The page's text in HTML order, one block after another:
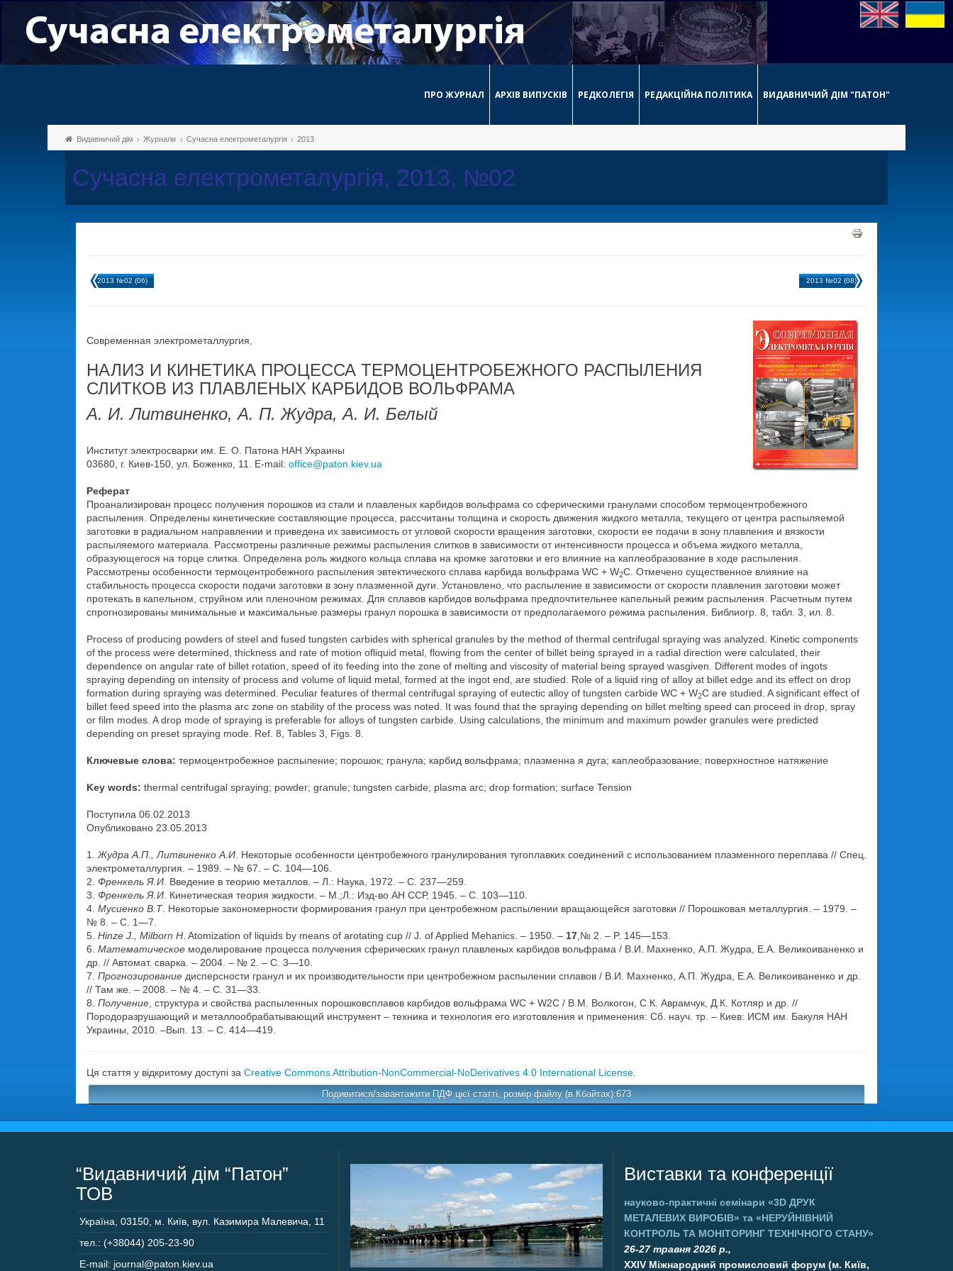
ПРО ЖУРНАЛ АРХІВ ВИПУСКІВ РЕДКОЛЕГІЯ РЕДАКЦІЙНА ПОЛІТИКА ВИДАВНИЧИЙ ДІМ "ПАТОН"
Видавничий дім Журнали Сучасна електрометалургія 2013
Сучасна електрометалургія, 2013, №02
2013 №02 (06) 2013 №02 (08)
Современная электрометаллургия,
НАЛИЗ И КИНЕТИКА ПРОЦЕССА ТЕРМОЦЕНТРОБЕЖНОГО РАСПЫЛЕНИЯ
СЛИТКОВ ИЗ ПЛАВЛЕНЫХ КАРБИДОВ ВОЛЬФРАМА
А. И. Литвиненко, А. П. Жудра, А. И. Белый
Институт электросварки им. Е. О. Патона НАН Украины
03680, г. Киев-150, ул. Боженко, 11. E-mail: office@paton.kiev.ua
Реферат
Проанализирован процесс получения порошков из стали и плавленых карбидов вольфрама со сферическими гранулами способом термоцентробежного
распыления. Определены кинетические составляющие процесса, рассчитаны толщина и скорость движения жидкого металла, текущего от центра распыляемой
заготовки в радиальном направлении и приведена их зависимость от угловой скорости вращения заготовки, скорости ее подачи в зону плавления и вязкости
распыляемого материала. Рассмотрены различные режимы распыления слитков в зависимости от интенсивности процесса и объема жидкого металла,
образующегося на торце слитка. Определена роль жидкого кольца сплава на кромке заготовки и его влияние на каплеобразование в ходе распыления.
Рассмотрены особенности термоцентробежного распыления эвтектического сплава карбида вольфрама WC + W2C. Отмечено существенное влияние на
стабильность процесса скорости подачи заготовки в зону плазменной дуги. Установлено, что распыление в зависимости от скорости плавления заготовки может
протекать в капельном, струйном или пленочном режимах. Для сплавов карбидов вольфрама предпочтительнее капельный режим распыления. Расчетным путем
спрогнозированы минимальные и максимальные размеры гранул порошка в зависимости от предполагаемого режима распыления. Библиогр. 8, табл. 3, ил. 8.
Process of producing powders of steel and fused tungsten carbides with spherical granules by the method of thermal centrifugal spraying was analyzed. Kinetic components
of the process were determined, thickness and rate of motion ofliquid metal, flowing from the center of billet being sprayed in a radial direction were calculated, their
dependence on angular rate of billet rotation, speed of its feeding into the zone of melting and viscosity of material being sprayed wasgiven. Different modes of ingots
spraying depending on intensity of process and volume of liquid metal, formed at the ingot end, are studied. Role of a liquid ring of alloy at billet edge and its effect on drop
formation during spraying was determined. Peculiar features of thermal centrifugal spraying of eutectic alloy of tungsten carbide WC + W2C are studied. A significant effect of
billet feed speed into the plasma arc zone on stability of the process was noted. It was found that the spraying depending on billet melting speed can proceed in drop, spray
or film modes. A drop mode of spraying is preferable for alloys of tungsten carbide. Using calculations, the minimum and maximum powder granules were predicted
depending on preset spraying mode. Ref. 8, Tables 3, Figs. 8.
Ключевые слова: термоцентробежное распыление; порошок; гранула; карбид вольфрама; плазменна я дуга; каплеобразование; поверхностное натяжение
Key words: thermal centrifugal spraying; powder; granule; tungsten carbide; plasma arc; drop formation; surface Tension
Поступила 06.02.2013
Опубликовано 23.05.2013
1. Жудра А.П., Литвиненко А.И . Некоторые особенности центробежного гранулирования тугоплавких соединений с использованием плазменного переплава // Спец.
электрометаллургия. – 1989. – № 67. – С. 104—106.
2. Френкель Я.И . Введение в теорию металлов. – Л.: Наука, 1972. – С. 237—259.
3. Френкель Я.И . Кинетическая теория жидкости. – М.;Л.: Изд-во АН ССР, 1945. – С. 103—110.
4. Мусиенко В.Т. Некоторые закономерности формирования гранул при центробежном распылении вращающейся заготовки // Порошковая металлургия. – 1979. –
№ 8. – С. 1—7.
5. Hinze J., Milborn H . Atomization of liquids by means of arotating cup // J. of Applied Mehanics. – 1950. – 17 ,№ 2. – P. 145—153.
6. Математическое моделирование процесса получения сферических гранул плавленых карбидов вольфрама / В.И. Махненко, А.П. Жудра, Е.А. Великоиваненко и
др. // Автомат. сварка. – 2004. – № 2. – С. 3—10.
7. Прогнозирование дисперсности гранул и их производительности при центробежном распылении сплавов / В.И. Махненко, А.П. Жудра, Е.А. Великоиваненко и др.
// Там же. – 2008. – № 4. – С. 31—33.
8. Получение , структура и свойства распыленных порошковсплавов карбидов вольфрама WC + W2C / В.М. Волкогон, С.К. Аврамчук, Д.К. Котляр и др. //
Породоразрушающий и металлообрабатывающий инструмент – техника и технология его изготовления и применения: Сб. науч. тр. – Киев: ИСМ им. Бакуля НАН
Украины, 2010. –Вып. 13. – С. 414—419.
Ця стаття у відкритому доступі за Creative Commons Attribution-NonCommercial-NoDerivatives 4.0 International License
Подивитися/завантажити ПДФ цієї статті, розмір файлу (в Кбайтах):673
“Видавничий дім “Патон”
ТОВ
Україна 03150 м. Київ, вул. Казимира Малевича, 11
тел.: (+38044) 205-23-90
E-mail: journal@paton.kiev.ua
Виставки та конференції
науково-практичні семінари«3D ДРУК
МЕТАЛЕВИХ ВИРОБІВ» та«НЕРУЙНІВНИЙ
КОНТРОЛЬ ТА МОНІТОРИНГ ТЕХНІЧНОГО СТАНУ»
26-27 травня 2026 р.,
XXIV Міжнародний промисловий форум (м. Київ,